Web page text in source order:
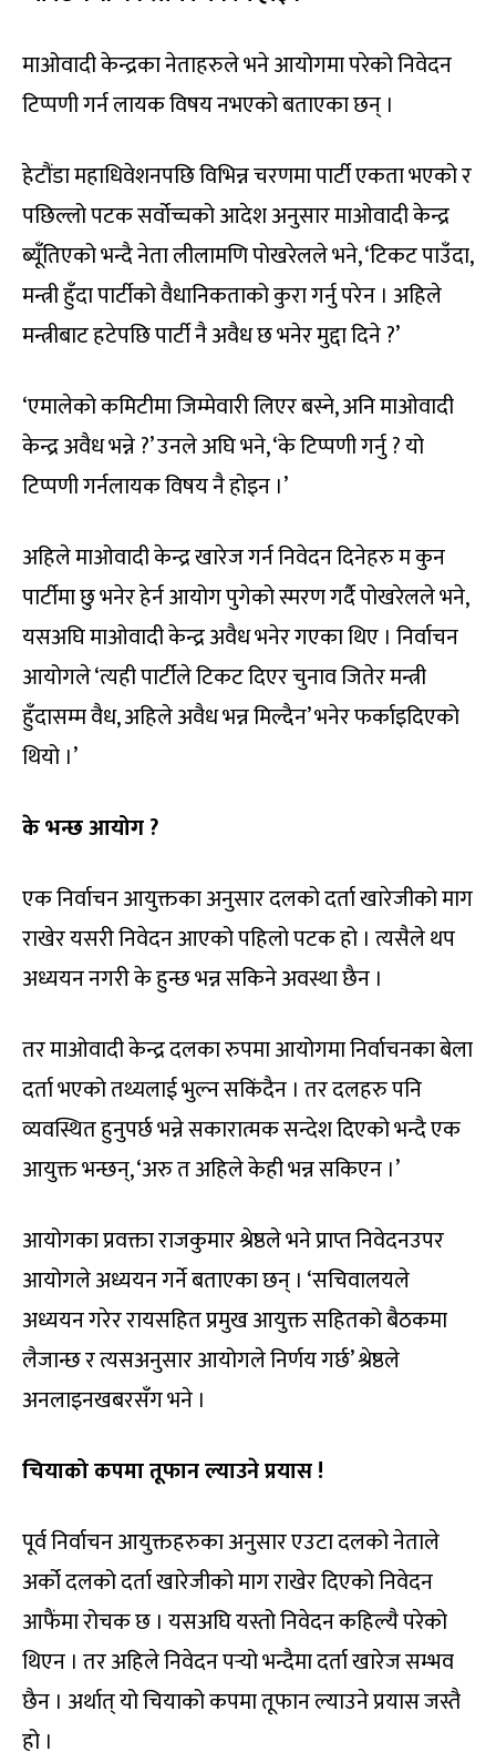
माओवादी केन्द्रका नेताहरुले भने आयोगमा परेको निवेदन
टिप्पणी गर्न लायक विषय नभएको बताएका छन् ।
हेटौंडा महाधिवेशनपछि विभिन्न चरणमा पार्टी एकता भएको र
पछिल्लो पटक सर्वोच्चको आदेश अनुसार माओवादी केन्द्र
ब्यूँतिएको भन्दै नेता लीलामणि पोखरेलले भने, ‘टिकट पाउँदा,
मन्त्री हुँदा पार्टीको वैधानिकताको कुरा गर्नु परेन । अहिले
मन्त्रीबाट हटेपछि पार्टी नै अवैध छ भनेर मुद्दा दिने ?’
‘एमालेको कमिटीमा जिम्मेवारी लिएर बस्ने, अनि माओवादी
केन्द्र अवैध भन्ने ?’ उनले अघि भने, ‘के टिप्पणी गर्नु ? यो
टिप्पणी गर्नलायक विषय नै होइन ।’
अहिले माओवादी केन्द्र खारेज गर्न निवेदन दिनेहरु म कुन
पार्टीमा छु भनेर हेर्न आयोग पुगेको स्मरण गर्दै पोखरेलले भने,
यसअघि माओवादी केन्द्र अवैध भनेर गएका थिए । निर्वाचन
आयोगले ‘त्यही पार्टीले टिकट दिएर चुनाव जितेर मन्त्री
हुँदासम्म वैध, अहिले अवैध भन्न मिल्दैन’ भनेर फर्काइदिएको
थियो ।’
के भन्छ आयोग ?
एक निर्वाचन आयुक्तका अनुसार दलको दर्ता खारेजीको माग
राखेर यसरी निवेदन आएको पहिलो पटक हो । त्यसैले थप
अध्ययन नगरी के हुन्छ भन्न सकिने अवस्था छैन ।
तर माओवादी केन्द्र दलका रुपमा आयोगमा निर्वाचनका बेला
दर्ता भएको तथ्यलाई भुल्न सकिंदैन । तर दलहरु पनि
व्यवस्थित हुनुपर्छ भन्ने सकारात्मक सन्देश दिएको भन्दै एक
आयुक्त भन्छन्, ‘अरु त अहिले केही भन्न सकिएन ।’
आयोगका प्रवक्ता राजकुमार श्रेष्ठले भने प्राप्त निवेदनउपर
आयोगले अध्ययन गर्ने बताएका छन् । ‘सचिवालयले
अध्ययन गरेर रायसहित प्रमुख आयुक्त सहितको बैठकमा
लैजान्छ र त्यसअनुसार आयोगले निर्णय गर्छ’ श्रेष्ठले
अनलाइनखबरसँग भने ।
चियाको कपमा तूफान ल्याउने प्रयास !
पूर्व निर्वाचन आयुक्तहरुका अनुसार एउटा दलको नेताले
अर्को दलको दर्ता खारेजीको माग राखेर दिएको निवेदन
आफैंमा रोचक छ । यसअघि यस्तो निवेदन कहिल्यै परेको
थिएन । तर अहिले निवेदन पर्‍यो भन्दैमा दर्ता खारेज सम्भव
छैन । अर्थात् यो चियाको कपमा तूफान ल्याउने प्रयास जस्तै
हो ।